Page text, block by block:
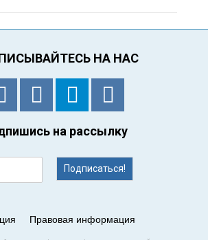
НА НАС
на рассылку
Подписаться!
Правовая информация